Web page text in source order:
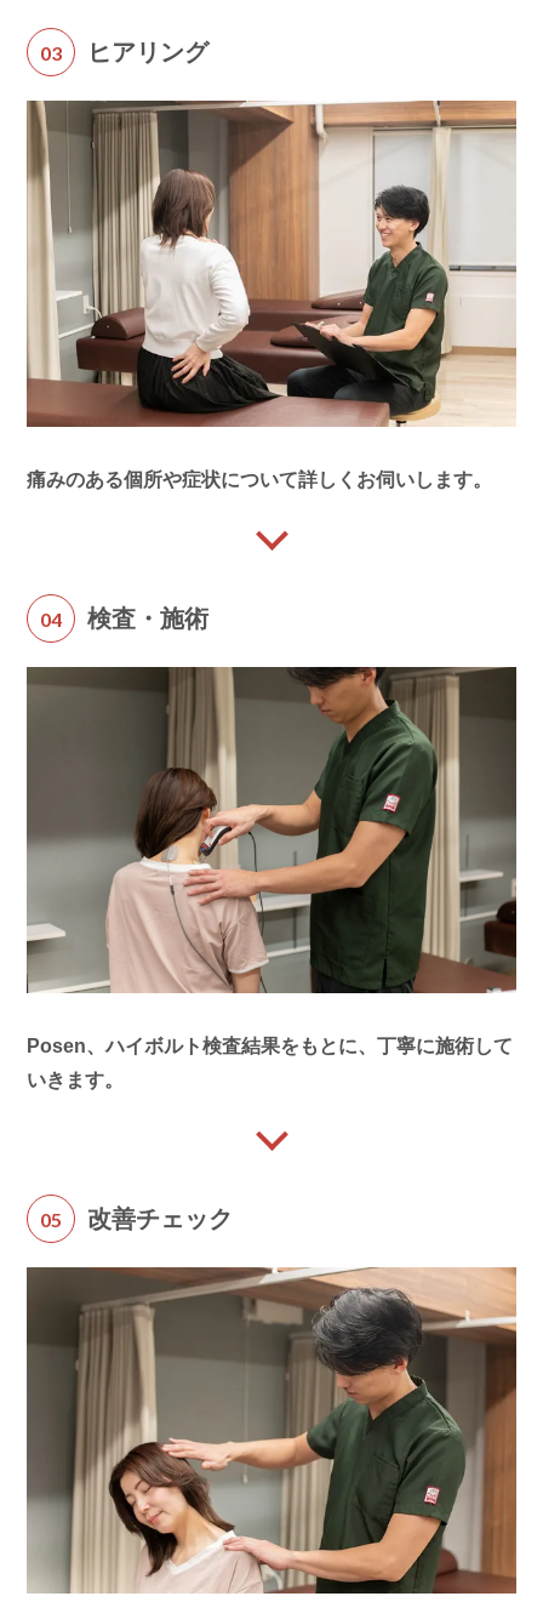
03 ヒアリング
痛みのある個所や症状について詳しくお伺いします。
04 検査・施術
Posen、ハイボルト検査結果をもとに、丁寧に施術して
いきます。
05 改善チェック